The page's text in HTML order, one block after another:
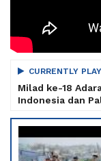
CURRENTLY
Milad ke-18
Indonesia dan